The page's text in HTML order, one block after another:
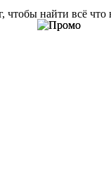
чтобы найти всё